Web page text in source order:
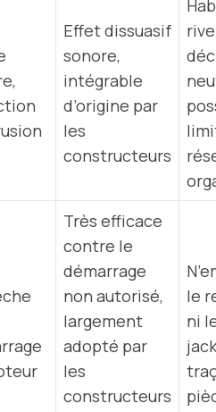
Effet dissuasif
sonore,
intégrable
d’origine par
les
constructeurs
Très efficace
contre le
démarrage
non autorisé,
largement
adopté par
les
constructeurs
le
ni